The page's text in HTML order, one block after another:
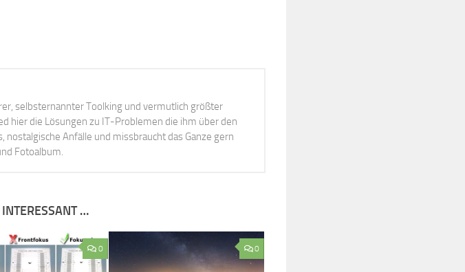
selbsternannter Toolking und vermutlich größter
hier die Lösungen zu IT-Problemen die ihm über den
nostalgische Anfälle und missbraucht das Ganze gern
Fotoalbum.
…
0 0